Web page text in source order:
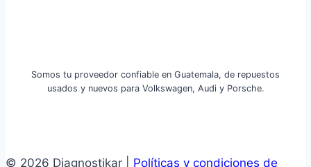
Somos tu proveedor confiable en Guatemala, de repuestos
usados y nuevos para Volkswagen, Audi y Porsche.
© 2026 Diagnostikar | Políticas y condiciones de